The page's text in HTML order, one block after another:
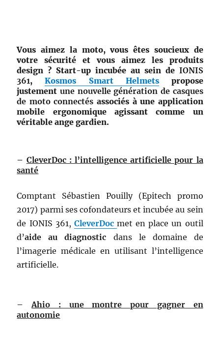
Vous aimez la moto, vous êtes soucieux de
votre sécurité et vous aimez les produits
design ? Start-up incubée au sein de IONIS
361,Kosmos Smart Helmetspropose
justementune nouvelle génération de casques
de moto connectés associés à une application
mobile ergonomique agissant comme un
véritable ange gardien.
– CleverDoc : l’intelligence artificielle pour la
santé
Comptant Sébastien Pouilly (Epitech promo
2017) parmi ses cofondateurs et incubée au sein
de IONIS 361, CleverDocmet en place un outil
d’aide au diagnostic dans le domaine de
l’imagerie médicale en utilisant l’intelligence
artificielle.
–Ahio : une montre pour gagner en
autonomie